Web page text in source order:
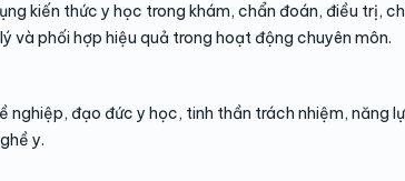
kiến thức y học trong khám, chẩn đoán, điều trị,
và phối hợp hiệu quả trong hoạt động chuyên môn.
nghiệp, đạo đức y học, tinh thần trách nhiệm, năng
y.